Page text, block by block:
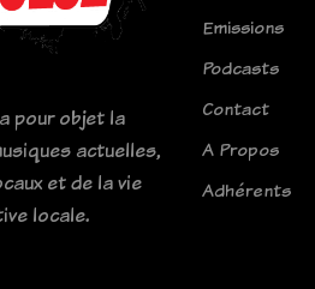
pour objet la
actuelles,
et de la vie
locale.
Emissions
Podcasts
Contact
A Propos
Adhérents